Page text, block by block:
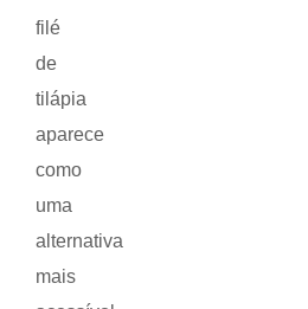
filé
de
tilápia
aparece
como
uma
alternativa
mais